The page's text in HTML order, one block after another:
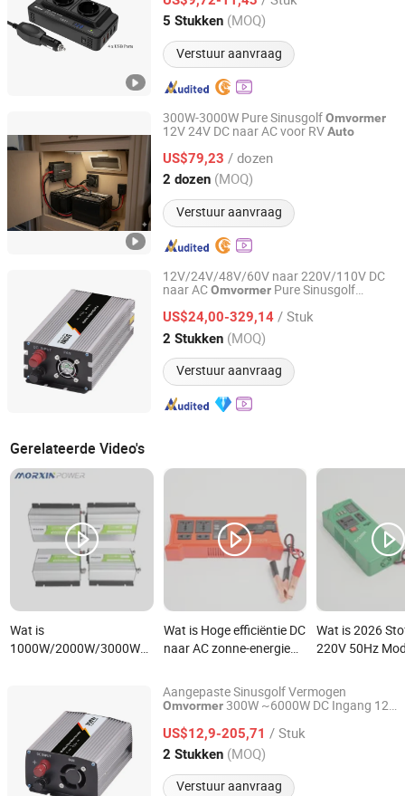
5 Stukken (MOQ)
Verstuur aanvraag
Guangdong, China Sinds 2025
300W-3000W Pure SinusgolfOmvormer
12V 24V DC naar AC voor RVAuto
US$79,23 / dozen
2 dozen (MOQ)
Verstuur aanvraag
Huizhou Yeming Electronic Co., Ltd
Guangdong, China Sinds 2026
12V/24V/48V/60V naar 220V/110V DC
naar ACOmvormer Pure Sinusgolf
PaardenkrachtOmvormeroff Grid Paneel
Omvormer
US$24,00-329,14 / Stuk
2 Stukken (MOQ)
Verstuur aanvraag
Zhejiang Weihao Electronic Co., Ltd.
Zhejiang, China Sinds 2010
Gerelateerde Video's
Wat is
1000W/2000W/3000W/5000W
Sinusgolf Auto Voeding
Omvormer
Wat is Hoge efficiëntie DC
naar AC zonne-energie
omvormer
Wat is 2026
220V 50Hz
Aangepaste Sinusgolf Vermogen
Omvormer300W ~6000W DC Ingang 12V
120V 220V 230V 240VAuto
Omvormer
US$12,9-205,71 / Stuk
2 Stukken (MOQ)
Verstuur aanvraag
Zhejiang Weihao Electronic Co., Ltd.
Zhejiang, China Sinds 2010